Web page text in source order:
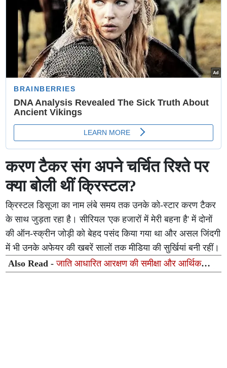
करण टैकर संग अपने चर्चित रिश्ते पर
क्या बोली थीं क्रिस्टल?
क्रिस्टल डिसूजा का नाम लंबे समय तक उनके को-स्टार करण टैकर
के साथ जुड़ता रहा है। सीरियल 'एक हजारों में मेरी बहना है' में दोनों
की ऑन-स्क्रीन जोड़ी को बेहद पसंद किया गया था और असल जिंदगी
में भी उनके अफेयर की खबरें सालों तक मीडिया की सुर्खियां बनी रहीं।
Also Read -जाति आधारित आरक्षण की समीक्षा और आर्थिक
आधार पर सहायता की मांग, भारतीय जन मोर्चा पार्टी ने राष्ट्रपति को